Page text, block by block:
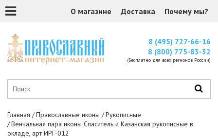
О магазине Доставка Почему мы?
8 (495) 727-66-16
8 (800) 775-83-32
(Бесплатно для всех регионов России)
Главная Православные иконы
Рукописные
Венчальная пара иконы Спаситель и Казанская рукописные в
окладе, арт ИРГ-012